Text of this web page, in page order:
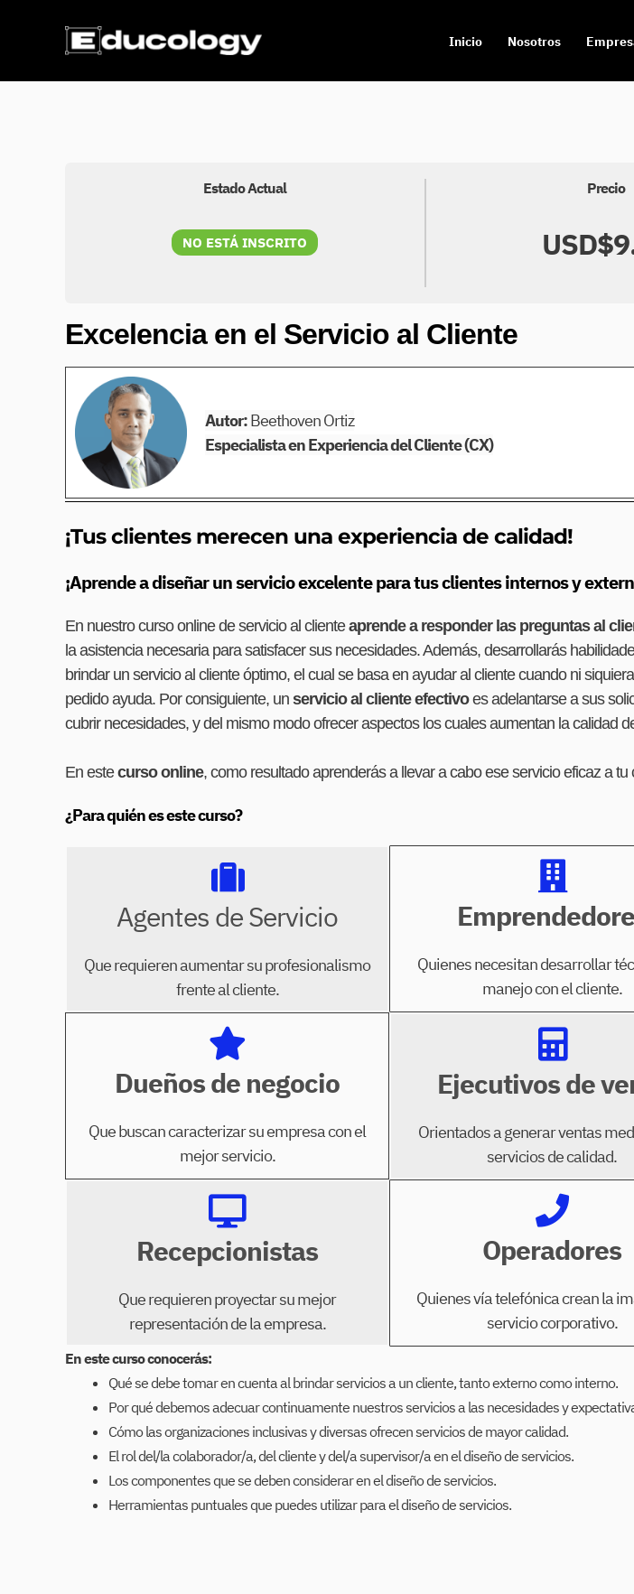
contenido
Inicio Nosotros
Estado Actual
NO ESTÁ INSCRITO
Precio
Excelencia en el Servicio al Cliente​
Autor:Beethoven Ortiz
Especialista en Experiencia del Cliente (CX)
¡Tus clientes merecen una experiencia de calidad!
¡Aprende a diseñar un servicio excelente para tus clientes internos y
En nuestro curso online de servicio al clienteaprende a responder las preguntas al
la asistencia necesaria para satisfacer sus necesidades. Además, desarrollarás
brindar un servicio al cliente óptimo, el cual se basa en ayudar al cliente cuando ni
pedido ayuda. Por consiguiente, un servicio al cliente efectivoes adelantarse a sus
cubrir necesidades, y del mismo modo ofrecer aspectos los cuales aumentan la calidad
En estecurso online, como resultado aprenderás a llevar a cabo ese servicio eficaz a tu
¿Para quién es este curso?
Agentes de Servicio
Que requieren aumentar su profesionalismo
frente al cliente.
Quienes necesitan desarrollar
manejo con el cliente.
Dueños de negocio
Que buscan caracterizar su empresa con el
mejor servicio.
Ejecutivos de
Orientados a generar ventas
servicios de calidad.
Recepcionistas
Que requieren proyectar su mejor
representación de la empresa.
Operadores
Quienes vía telefónica crean la
servicio corporativo.
En este curso conocerás:
Qué se debe tomar en cuenta al brindar servicios a un cliente, tanto externo como interno.
Por qué debemos adecuar continuamente nuestros servicios a las necesidades y
Cómo las organizaciones inclusivas y diversas ofrecen servicios de mayor calidad.
El rol del/la colaborador/a, del cliente y del/a supervisor/a en el diseño de servicios.
Los componentes que se deben considerar en el diseño de servicios.
Herramientas puntuales que puedes utilizar para el diseño de servicios.